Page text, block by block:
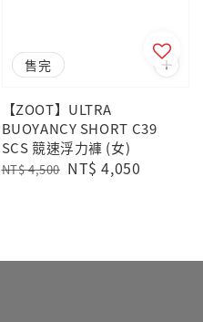
優惠
售完
【ZOOT】ULTRA
BUOYANCY SHORT C39
SCS 競速浮力褲 (女)
Regular
NT$ 4,500 Sale
NT$ 4,050